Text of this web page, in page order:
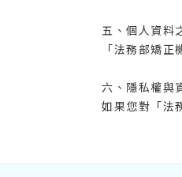
五、個人資料
「法務部矯
六、隱私權與
如果您對「法